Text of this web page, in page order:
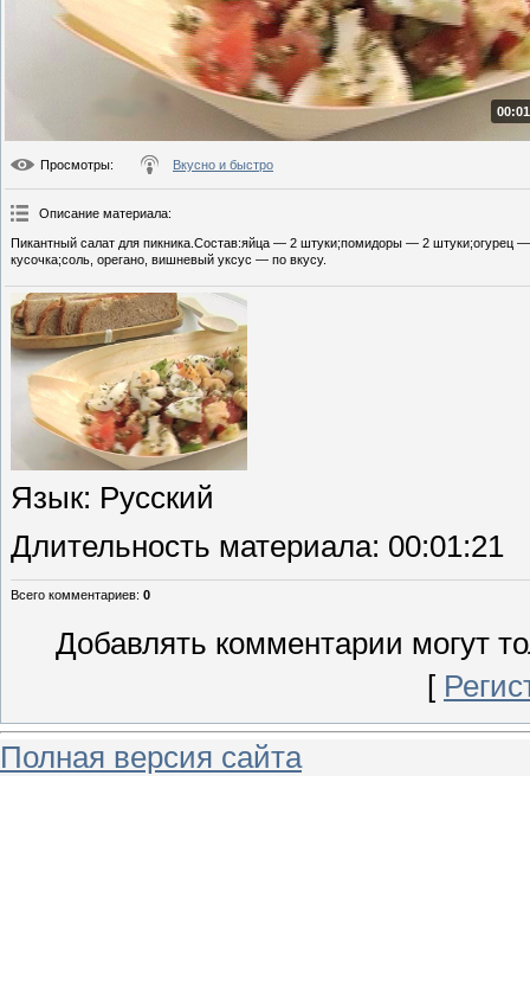
Просмотры: Вкусно и быстро
Описание материала:
Пикантный салат для пикника.Состав:яйца — 2 штуки;помидоры — 2
кусочка;соль, орегано, вишневый уксус — по вкусу.
Язык: Русский
Длительность материала: 00:01:21
Всего комментариев: 0
Добавлять комментарии могут
[
Полная версия сайта